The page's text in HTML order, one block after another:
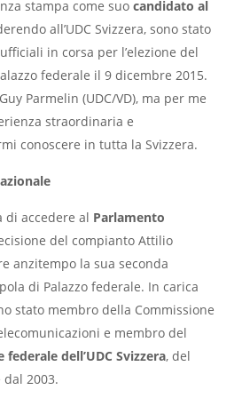
stampa come suo candidato al
all’UDC Svizzera, sono stato
in corsa per l’elezione del
federale il 9 dicembre 2015.
Parmelin (UDC/VD), ma per me
straordinaria e
conoscere in tutta la Svizzera.
di accedere al Parlamento
del compianto Attilio
anzitempo la sua seconda
di Palazzo federale. In carica
stato membro della Commissione
e membro del
dell’UDC Svizzera, del
2003.